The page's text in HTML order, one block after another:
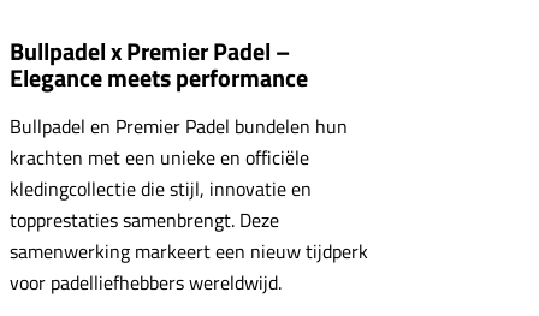
Bullpadel x Premier Padel –
Elegance meets performance
Bullpadel en Premier Padel bundelen hun
krachten met een unieke en officiële
kledingcollectie die stijl, innovatie en
topprestaties samenbrengt. Deze
samenwerking markeert een nieuw tijdperk
voor padelliefhebbers wereldwijd.